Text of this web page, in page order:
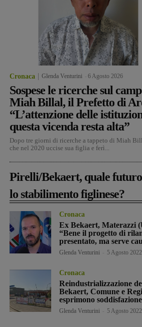
Cronaca Glenda Venturini 6 Agosto 2026
Sospese le ricerche sul
Miah Billal, il Prefetto di
“L’attenzione delle
questa vicenda resta alta”
Dopo tre giorni di ricerche a tappeto di Miah
che nel 2020 uccise sua figlia e ferì...
Pirelli/Bekaert, quale
lo stabilimento figlinese?
Cronaca
Ex Bekaert, Materazzi
“Bene il progetto di
presentato, ma serve
Glenda Venturini 5 Agosto 2022
Cronaca
Reindustrializzazione
Bekaert, Comune e
esprimono soddisfazione
Glenda Venturini 5 Agosto 2022